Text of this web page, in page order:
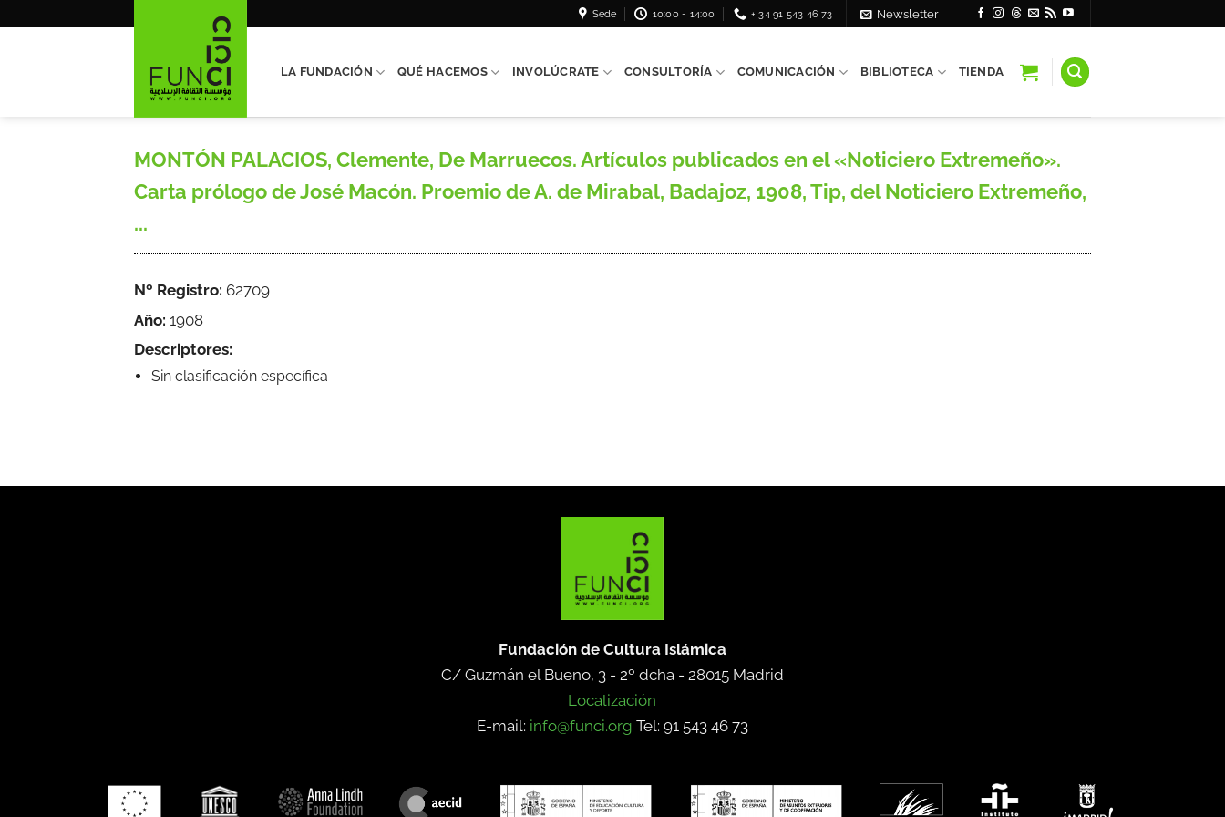
Sede 10:00 - 14:00 + 34 91 543 46 73 Newsletter
LA FUNDACIÓN QUÉ HACEMOS INVOLÚCRATE CONSULTORÍA COMUNICACIÓN BIBLIOTECA TIENDA
MONTÓN PALACIOS, Clemente, De Marruecos. Artículos publicados en el «Noticiero Extremeño».
Carta prólogo de José Macón. Proemio de A. de Mirabal, Badajoz, 1908, Tip, del Noticiero Extremeño,
...
Nº Registro: 62709
Año: 1908
Descriptores:
Sin clasificación específica
Fundación de Cultura Islámica
C/ Guzmán el Bueno, 3 - 2º dcha - 28015 Madrid
Localización
E-mail: info@funci.org Tel: 91 543 46 73